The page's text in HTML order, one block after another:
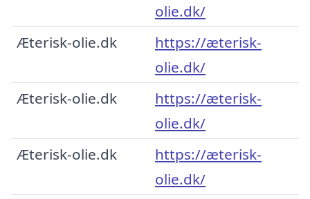
olie.dk/
Æterisk-olie.dk
https://æterisk-
olie.dk/
Æterisk-olie.dk
https://æterisk-
olie.dk/
Æterisk-olie.dk
https://æterisk-
olie.dk/